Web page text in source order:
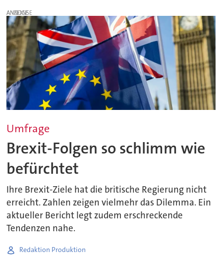
ANZEIGE
Umfrage
Brexit-Folgen so schlimm wie
befürchtet
Ihre Brexit-Ziele hat die britische Regierung nicht
erreicht. Zahlen zeigen vielmehr das Dilemma. Ein
aktueller Bericht legt zudem erschreckende
Tendenzen nahe.
Redaktion Produktion